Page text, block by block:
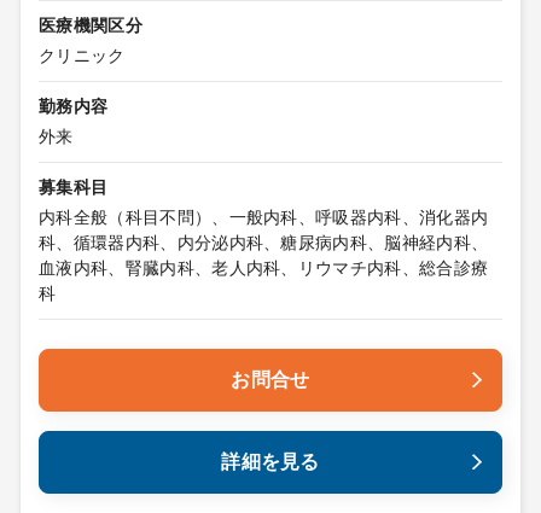
医療機関区分
クリニック
勤務内容
外来
募集科目
内科全般（科目不問）、一般内科、呼吸器内科、消化器内
科、循環器内科、内分泌内科、糖尿病内科、脳神経内科、
血液内科、腎臓内科、老人内科、リウマチ内科、総合診療
科
お問合せ
詳細を見る